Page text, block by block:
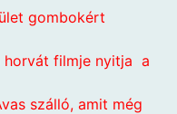
gombokért
horvát filmje nyitja a
szálló, amit még